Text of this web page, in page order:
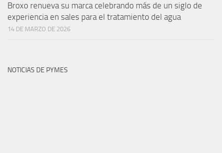
Broxo renueva su marca celebrando más de un siglo de
experiencia en sales para el tratamiento del agua
14 DE MARZO DE 2026
NOTICIAS DE PYMES